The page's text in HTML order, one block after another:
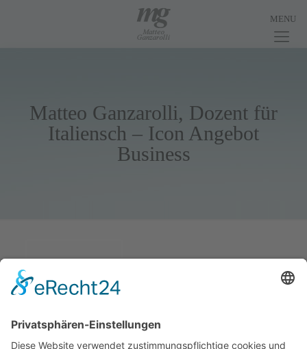
Matteo Ganzarolli, Dozent für
Italiensch – Icon Angebot
Business